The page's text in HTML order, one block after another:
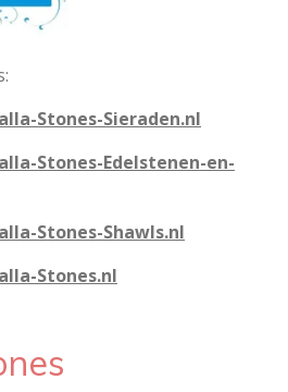
Stones-Sieraden.nl
Stones-Edelstenen-en-
Stones-Shawls.nl
Stones.nl